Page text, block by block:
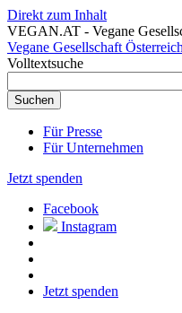
Direkt zum Inhalt
VEGAN.AT - Vegane
Vegane Gesellschaft Österreich
Volltextsuche
Für Presse
Für Unternehmen
Jetzt spenden
Facebook
Instagram
Jetzt spenden